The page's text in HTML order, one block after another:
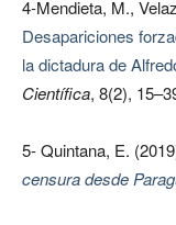
4-Mendieta, M.,
Desapariciones
la dictadura de
Científica, 8(2),
5- Quintana, E.
censura desde